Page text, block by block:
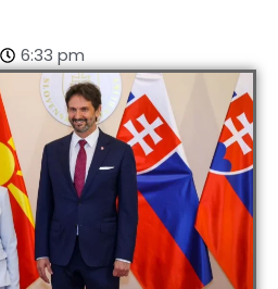
6:33 pm